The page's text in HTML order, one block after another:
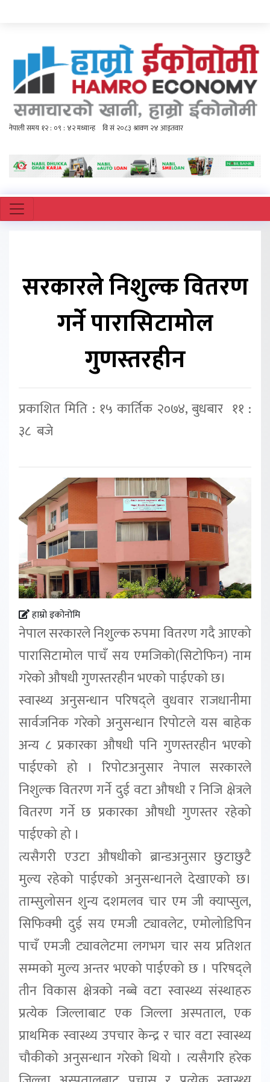
सरकारले निशुल्क वितरण
गर्ने पारासिटामोल
गुणस्तरहीन
प्रकाशित मिति : १५ कार्तिक २०७४, बुधबार ११ :
३८ बजे
हाम्रो इकोनोमि
नेपाल सरकारले निशुल्क रुपमा वितरण गदै आएको
पारासिटामोल पाचँ सय एमजिको(सिटोफिन) नाम
गरेको औषधी गुणस्तरहीन भएको पाईएको छ।
स्वास्थ्य अनुसन्धान परिषद्ले वुधवार राजधानीमा
सार्वजनिक गरेको अनुसन्धान रिपोटले यस बाहेक
अन्य ८ प्रकारका औषधी पनि गुणस्तरहीन भएको
पाईएको हो । रिपोटअनुसार नेपाल सरकारले
निशुल्क वितरण गर्ने दुई वटा औषधी र निजि क्षेत्रले
वितरण गर्ने छ प्रकारका औषधी गुणस्तर रहेको
पाईएको हो ।
त्यसैगरी एउटा औषधीको ब्रान्डअनुसार छुटाछुटै
मुल्य रहेको पाईएको अनुसन्धानले देखाएको छ।
ताम्सुलोसन शुन्य दशमलव चार एम जी क्याप्सुल,
सिफिक्मी दुई सय एमजी ट्यावलेट, एमोलोडिपिन
पाचँ एमजी ट्यावलेटमा लगभग चार सय प्रतिशत
सम्मको मुल्य अन्तर भएको पाईएको छ । परिषद्ले
तीन विकास क्षेत्रको नब्बे वटा स्वास्थ्य संस्थाहरु
प्रत्येक जिल्लाबाट एक जिल्ला अस्पताल, एक
प्राथमिक स्वास्थ्य उपचार केन्द्र र चार वटा स्वास्थ्य
चौकीको अनुसन्धान गरेको थियो । त्यसैगरि हरेक